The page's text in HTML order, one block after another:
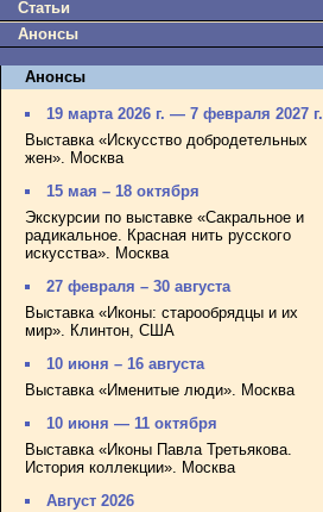
Статьи
Анонсы
Анонсы
19 марта 2026 г. — 7 февраля 2027 г.
Выставка «Искусство добродетельных
жен». Москва
15 мая – 18 октября
Экскурсии по выставке «Сакральное и
радикальное. Красная нить русского
искусства». Москва
27 февраля – 30 августа
Выставка «Иконы: старообрядцы и их
мир». Клинтон, США
10 июня – 16 августа
Выставка «Именитые люди». Москва
10 июня — 11 октября
Выставка «Иконы Павла Третьякова.
История коллекции». Москва
Август 2026